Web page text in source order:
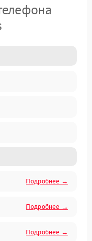
Подробнее →
Подробнее →
Подробнее →